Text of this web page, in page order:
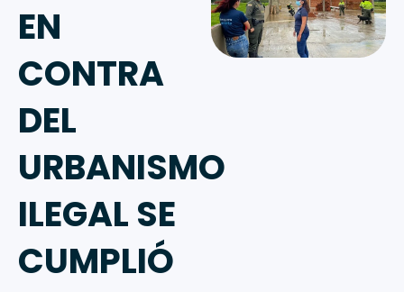
EN
CONTRA
DEL
URBANISMO
ILEGAL SE
CUMPLIÓ